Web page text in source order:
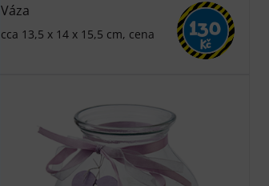
Váza
cca 13,5 x 14 x 15,5 cm, cena 130
Kč